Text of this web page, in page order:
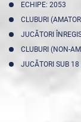
ECHIPE: 2053
CLUBURI
JUCĂTORI
CLUBURI (NON-
JUCĂTORI SUB